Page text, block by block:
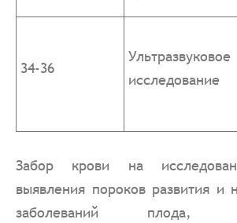
34-36
Ультразвуковое
исследование
Забор крови на
выявления пороков развития и
заболеваний плода,